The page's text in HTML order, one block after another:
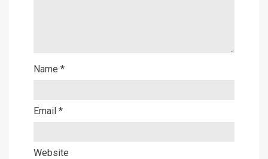
Name *
Email *
Website